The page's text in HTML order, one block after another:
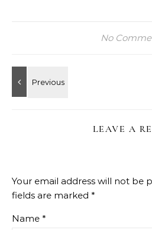
No
LEAVE A
Your email address will not be
fields are marked *
Name *